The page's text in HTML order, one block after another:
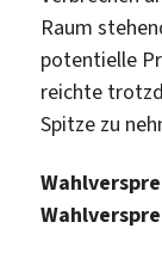
Raum
potentielle
reichte
Spitze zu